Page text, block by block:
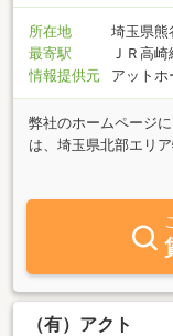
かかわることすべて
おります。社宅をお
他住居に関すること
所在地
埼玉県熊
最寄駅
ＪＲ高
情報提供元
アットホ
弊社のホームページ
は、埼玉県北部エリ
た、当社だけでしか
探しされる方もお気
で頂くことができる
富な経験と情報力で
せて頂きます！！ま
なお子様連れの方も
（有）アクト